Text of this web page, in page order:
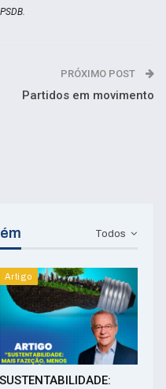
PRÓXIMO POST
Partidos em movimento
Todos
Artigo
SUSTENTABILIDADE: